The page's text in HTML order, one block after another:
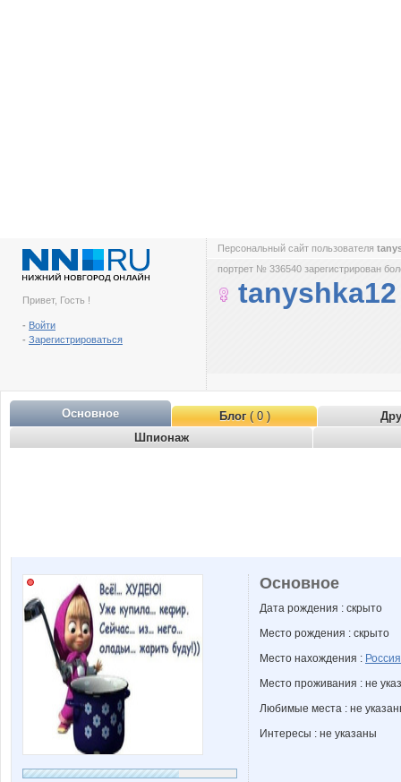
Привет, Гость !
- Войти
- Зарегистрироваться
Персональный сайт пользователя
портрет № 336540 зарегистрирован
tanyshka12
Основное Блог( 0 )
Шпионаж
Основное
Дата рождения : скрыто
Место рождения : скрыто
Место нахождения : Россия
Место проживания : не
Любимые места : не
Интересы : не указаны